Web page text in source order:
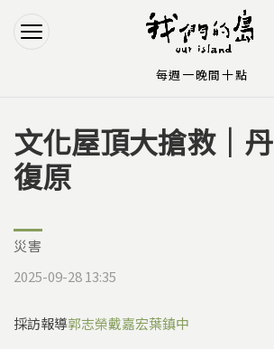
Jump to Navigation
Jump to Main content
您在這裡
文化屋頂大搶救｜
復原
災害
2025-09-28 13:35
採訪報導郭志榮戴嘉宏葉鎮中
每週一晚間十點